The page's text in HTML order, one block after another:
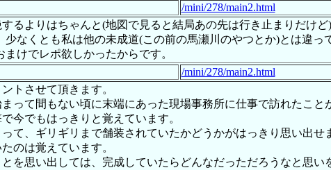
/mini/278/main2.html
るよりはちゃんと(地図で見ると結局あの先は行き止まりだけ
なくとも私は他の未成道(この前の馬瀬川のやつとか)とは違っ
けでレポ欲しかったからです。
/mini/278/main2.html
トさせて頂きます。
って間もない頃に末端にあった現場事務所に仕事で訪れたこ
今でもはっきりと覚えています。
て、ギリギリまで舗装されていたかどうかがはっきり思い出
のは覚えています。
を思い出しては、完成していたらどんなだっただろうなと思い